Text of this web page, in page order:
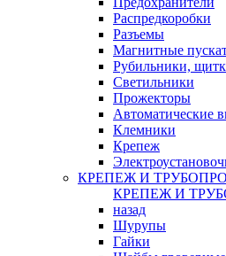
Распредкоробки
Разъемы
Магнитные
Рубильники,
Светильники
Прожекторы
Автоматические
Клемники
Крепеж
КРЕПЕЖ И
КРЕПЕЖ И
назад
Шурупы
Гайки